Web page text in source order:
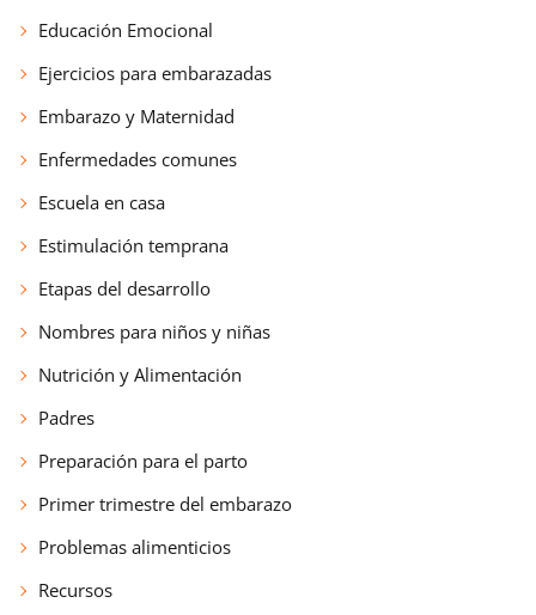
Educación Emocional
Ejercicios para embarazadas
Embarazo y Maternidad
Enfermedades comunes
Escuela en casa
Estimulación temprana
Etapas del desarrollo
Nombres para niños y niñas
Nutrición y Alimentación
Padres
Preparación para el parto
Primer trimestre del embarazo
Problemas alimenticios
Recursos